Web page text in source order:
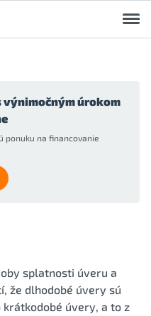
výnimočným úrokom
ponuku na financovanie
splatnosti úveru a
že dlhodobé úvery sú
krátkodobé úvery, a to z